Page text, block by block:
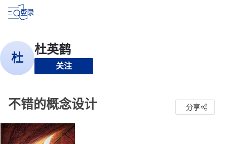
登录
关注
不错的概念设计 分享